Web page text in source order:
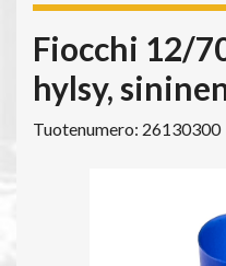
Fiocchi 12/
hylsy,
Tuotenumero: 26130300